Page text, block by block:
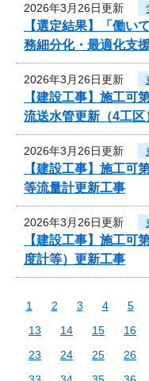
2026年3月26日更新
【選定結果】「働い
務細分化・最適化支
2026年3月26日更新
【建設工事】施工
流送水管更新（4工区
2026年3月26日更新
【建設工事】施工可
等流量計更新工事
2026年3月26日更新
【建設工事】施工可
度計等）更新工事
1 2 3 4 5
13
14 15 16
23
24 25 26